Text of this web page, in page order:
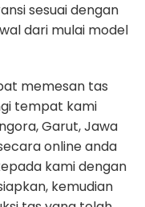
sesuai dengan
dari mulai model
memesan tas
tempat kami
Garut, Jawa
online anda
kami dengan
kemudian